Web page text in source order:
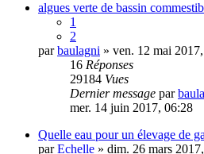
algues verte de bassin
1
2
parbaulagni » ven. 12 mai
16 Réponses
29184 Vues
Dernier message par
mer. 14 juin 2017, 06:28
Quelle eau pour un élevage de
parEchelle » dim. 26 mars